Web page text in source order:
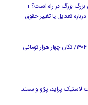
بزرگ در راه است؟ +
تعدیل یا تغییر حقوق
قیمت جدید دلار، یورو و سایر ارزها ۱۲ مهر ۱۴۰۴/ تکان چهار هزار تومانی
پراید، پژو و سمند